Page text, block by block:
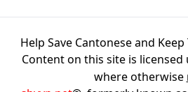
Help Save Cantonese and
Content on this site is licensed
where otherwise